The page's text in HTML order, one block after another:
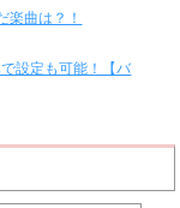
楽曲は？！
設定も可能！【バ